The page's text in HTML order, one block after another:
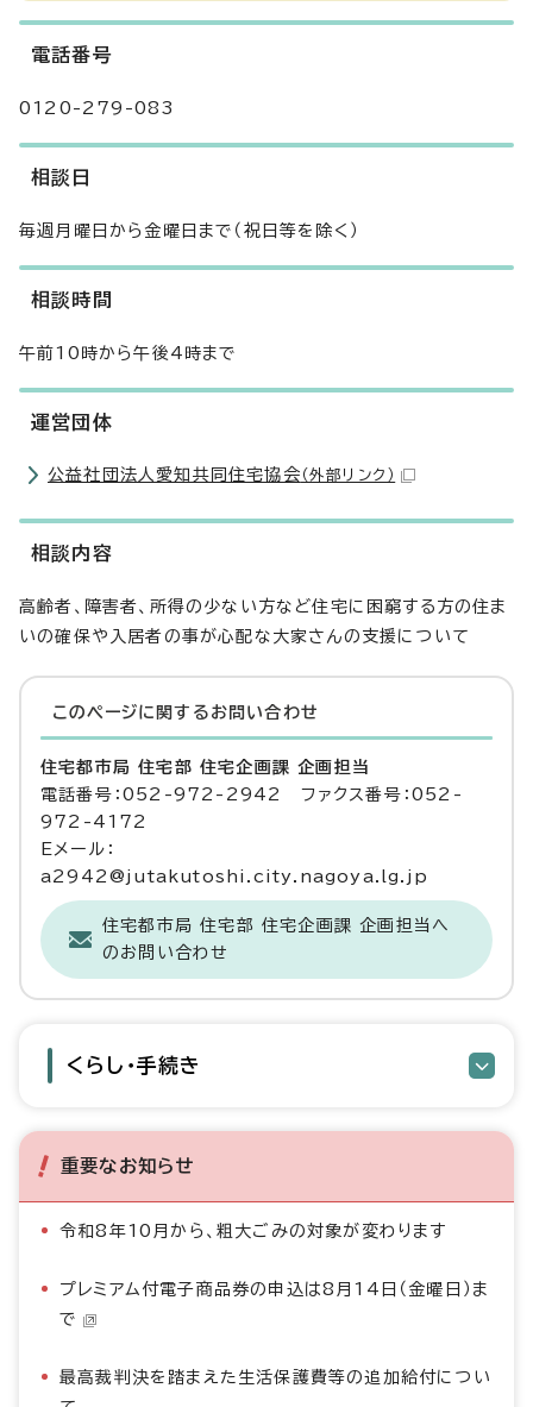
電話番号
0120-279-083
相談日
毎週月曜日から金曜日まで（祝日等を除く）
相談時間
午前10時から午後4時まで
運営団体
公益社団法人愛知共同住宅協会 （外部リンク）
相談内容
高齢者、障害者、所得の少ない方など住宅に困窮する方の住ま
いの確保や入居者の事が心配な大家さんの支援について
このページに関する お問い合わせ
住宅都市局 住宅部 住宅企画課 企画担当
電話番号：052-972-2942 ファクス番号：052-
972-4172
Eメール：
a2942@jutakutoshi.city.nagoya.lg.jp
住宅都市局 住宅部 住宅企画課 企画担当へ
のお問い合わせ
くらし・手続き
重要なお知らせ
令和8年10月から、粗大ごみの対象が変わります
プレミアム付電子商品券の申込は8月14日（金曜日）ま
で
最高裁判決を踏まえた生活保護費等の追加給付につい